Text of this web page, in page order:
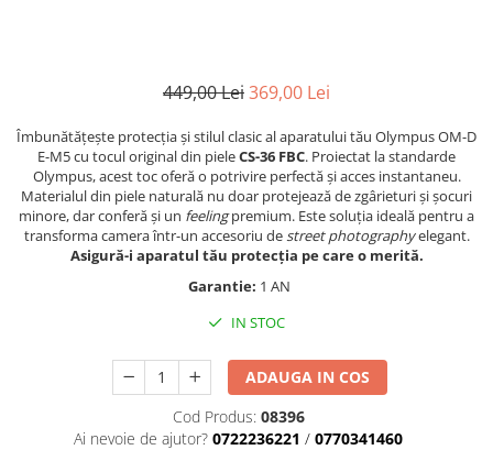
Inele reductii obiective
Curatare si intretinere
Blitz-uri externe
Blitz-uri TTL - Dedicate
Comander TTL
Cabluri TTL
449,00 Lei369,00 Lei
Îmbunătățește protecția și stilul clasic al aparatului tău Olympus OM-D
E-M5 cu tocul original din pieleCS-36 FBC. Proiectat la standarde
Olympus, acest toc oferă o potrivire perfectă și acces instantaneu.
Materialul din piele naturală nu doar protejează de zgârieturi și șocuri
minore, dar conferă și un feelingpremium. Este soluția ideală pentru a
transforma camera într-un accesoriu de street photographyelegant.
Asigură-i aparatul tău protecția pe care o merită.
Garantie: 1 AN
IN STOC
ADAUGA IN COS
Cod Produs: 08396
Ai nevoie de ajutor? 0722236221 / 0770341460